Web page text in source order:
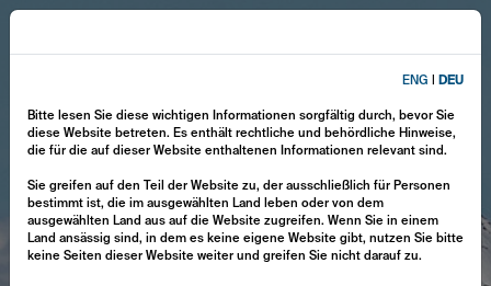
ENG DEU
Bitte lesen Sie diese wichtigen Informationen sorgfältig durch, bevor Sie
diese Website betreten. Es enthält rechtliche und behördliche Hinweise,
die für die auf dieser Website enthaltenen Informationen relevant sind.
Sie greifen auf den Teil der Website zu, der ausschließlich für Personen
bestimmt ist, die im ausgewählten Land leben oder von dem
ausgewählten Land aus auf die Website zugreifen. Wenn Sie in einem
Land ansässig sind, in dem es keine eigene Website gibt, nutzen Sie bitte
keine Seiten dieser Website weiter und greifen Sie nicht darauf zu.